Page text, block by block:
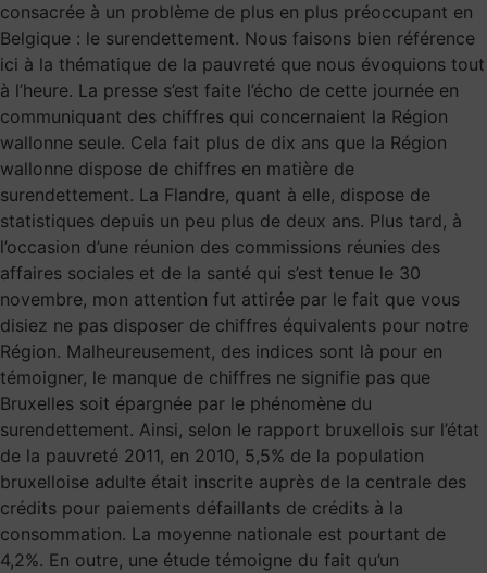
consacrée à un problème de plus en plus préoccupant en
Belgique : le surendettement. Nous faisons bien référence
ici à la thématique de la pauvreté que nous évoquions tout
à l’heure. La presse s’est faite l’écho de cette journée en
communiquant des chiffres qui concernaient la Région
wallonne seule. Cela fait plus de dix ans que la Région
wallonne dispose de chiffres en matière de
surendettement. La Flandre, quant à elle, dispose de
statistiques depuis un peu plus de deux ans. Plus tard, à
l’occasion d’une réunion des commissions réunies des
affaires sociales et de la santé qui s’est tenue le 30
novembre, mon attention fut attirée par le fait que vous
disiez ne pas disposer de chiffres équivalents pour notre
Région. Malheureusement, des indices sont là pour en
témoigner, le manque de chiffres ne signifie pas que
Bruxelles soit épargnée par le phénomène du
surendettement. Ainsi, selon le rapport bruxellois sur l’état
de la pauvreté 2011, en 2010, 5,5% de la population
bruxelloise adulte était inscrite auprès de la centrale des
crédits pour paiements défaillants de crédits à la
consommation. La moyenne nationale est pourtant de
4,2%. En outre, une étude témoigne du fait qu’un